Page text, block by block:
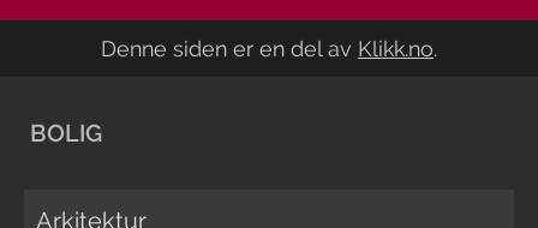
Denne siden er en del av Klikk.no.
BOLIG
Arkitektur